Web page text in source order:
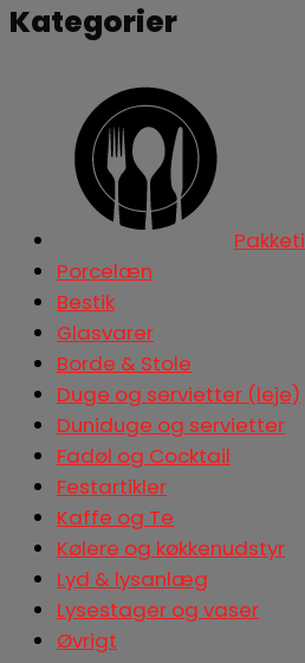
Kategorier
Porcelæn
Bestik
Glasvarer
Borde & Stole
Duge og servietter (leje)
Duniduge og servietter
Fadøl og Cocktail
Festartikler
Kaffe og Te
Kølere og køkkenudstyr
Lyd & lysanlæg
Lysestager og vaser
Øvrigt